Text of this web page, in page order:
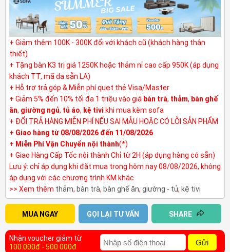
+ Giảm thêm 100K - 300K đối với khách cũ (khách hàng thân
thiết)
+ Tặng bàn K3 trị giá 1250K hoặc thảm nỉ cao cấp 950K (áp dụng
khách TT, mã da sẵn LA)
+ Hỗ trợ trả góp & Miễn phí quẹt thẻ Visa/Master
+ Giảm 5% đến 10% tối đa 1 triệu vào giá bàn trà, thảm, bàn ghế
ăn, giường ngủ, tủ áo, kệ tivi khi mua kèm sofa
+ ĐỔI TRẢ HÀNG MIỄN PHÍ NẾU SAI MẪU HOẶC CÓ LỖI SẢN PHẨM
+ Giao hàng từ 08/08/2026 đến 11/08/2026
+ Miễn Phí Vận Chuyển nội thành(*)
+ Giao Hàng Cấp Tốc nội thành Chỉ từ 2H (áp dụng hàng có sẵn)
Lưu ý: chỉ áp dụng khi đặt mua trong hôm nay 08/08/2026, không
áp dụng với các chương trình KM khác
>> Xem thêm thảm, bàn trà, bàn ghế ăn, giường - tủ, kệ tivi
MUA NGAY GỌI LẠI TƯ VẤN SHARE
Nhận voucher giảm từ
100.000đ - 500.000đ
Gửi